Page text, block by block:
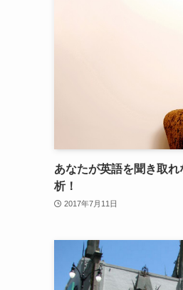
あなたが英語を聞き取
析！
2017年7月11日